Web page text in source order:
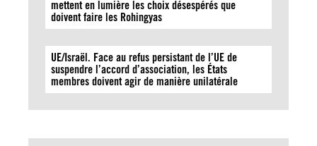
mettent en lumière les choix désespérés que
doivent faire les Rohingyas
UE/Israël. Face au refus persistant de l’UE de
suspendre l’accord d’association, les États
membres doivent agir de manière unilatérale